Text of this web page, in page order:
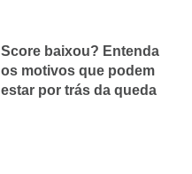
Score baixou? Entenda
os motivos que podem
estar por trás da queda